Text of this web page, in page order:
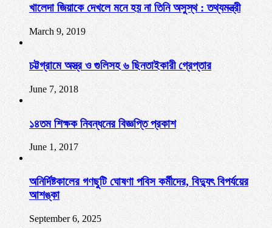
খালেদা জিয়াকে দেখলে মনে হয় না তিনি অসুস্থ : তথ্যমন্ত্রী
March 9, 2019
চট্টগ্রামে অস্ত্র ও গুলিসহ ৬ ছিনতাইকারী গ্রেপ্তার
June 7, 2018
১৪তম শিক্ষক নিবন্ধনের বিজ্ঞপ্তি প্রকাশ
June 1, 2017
অনির্দিষ্টকালের গণছুটি ঘোষণা পবিস কর্মীদের, বিদ্যুৎ বিপর্যয়ের
আশঙ্কা
September 6, 2025